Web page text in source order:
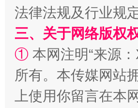
阿坝州三大球赛在茂县开幕
法律法规及行业规
三、关于网络版权
① 本网注明“来源
所有。本传媒网站
上使用你留言在本